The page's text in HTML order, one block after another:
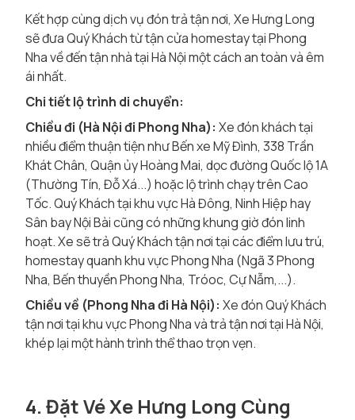
Kết hợp cùng dịch vụ đón trả tận nơi, Xe Hưng Long
sẽ đưa Quý Khách từ tận cửa homestay tại Phong
Nha về đến tận nhà tại Hà Nội một cách an toàn và êm
ái nhất.
Chi tiết lộ trình di chuyển:
Chiều đi (Hà Nội đi Phong Nha): Xe đón khách tại
nhiều điểm thuận tiện như Bến xe Mỹ Đình, 338 Trần
Khát Chân, Quận ủy Hoàng Mai, dọc đường Quốc lộ 1A
(Thường Tín, Đỗ Xá...) hoặc lộ trình chạy trên Cao
Tốc. Quý Khách tại khu vực Hà Đông, Ninh Hiệp hay
Sân bay Nội Bài cũng có những khung giờ đón linh
hoạt. Xe sẽ trả Quý Khách tận nơi tại các điểm lưu trú,
homestay quanh khu vực Phong Nha (Ngã 3 Phong
Nha, Bến thuyền Phong Nha, Tróoc, Cự Nẫm,...).
Chiều về (Phong Nha đi Hà Nội): Xe đón Quý Khách
tận nơi tại khu vực Phong Nha và trả tận nơi tại Hà Nội,
khép lại một hành trình thể thao trọn vẹn.
4. Đặt Vé Xe Hưng Long Cùng